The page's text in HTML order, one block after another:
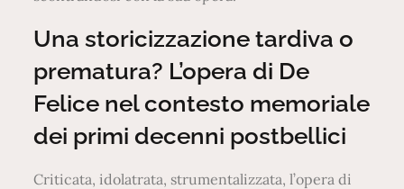
Una storicizzazione tardiva o
prematura? L’opera di De
Felice nel contesto memoriale
dei primi decenni postbellici
Criticata, idolatrata, strumentalizzata, l’opera di